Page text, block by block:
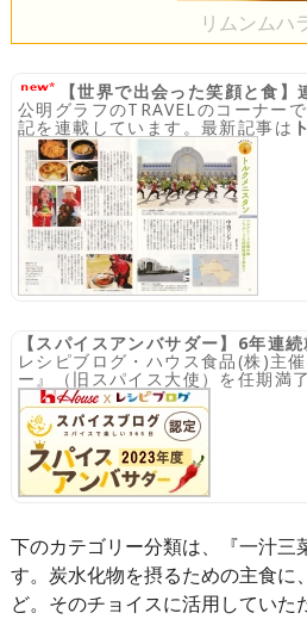
リムンムハ
【世界で出会った笑顔と食】
公明グラフのTRAVELのコーナー
記を連載しています。最新記事は
【スパイスアンバサダー】6年連
レシピブログ・ハウス食品(株)主
ー』（旧スパイス大使）を任期満
下のカテゴリー分類は、『一汁三
す。炭水化物を摂るための主食に
ど。そのチョイスに活用していた